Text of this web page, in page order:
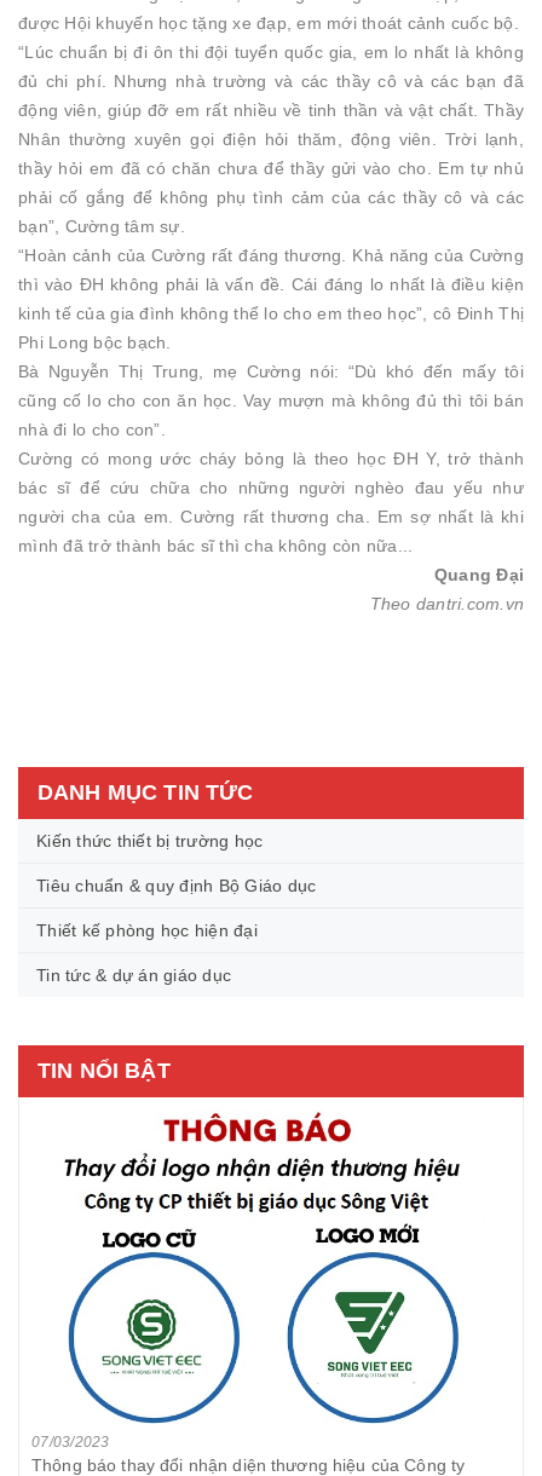
DANH MỤC TIN TỨC
Kiến thức thiết bị trường học
Tiêu chuẩn & quy định Bộ Giáo dục
Thiết kế phòng học hiện đại
Tin tức & dự án giáo dục
TIN NỔI BẬT
07/03/2023
Thông báo thay đổi nhận diện thương hiệu của Công ty
được Hội khuyến học tặng xe đạp, em mới thoát cảnh cuốc bộ.
“Lúc chuẩn bị đi ôn thi đội tuyển quốc gia, em lo nhất là không
đủ chi phí. Nhưng nhà trường và các thầy cô và các bạn đã
động viên, giúp đỡ em rất nhiều về tinh thần và vật chất. Thầy
Nhân thường xuyên gọi điện hỏi thăm, động viên. Trời lạnh,
thầy hỏi em đã có chăn chưa để thầy gửi vào cho. Em tự nhủ
phải cố gắng để không phụ tình cảm của các thầy cô và các
bạn”, Cường tâm sự.
“Hoàn cảnh của Cường rất đáng thương. Khả năng của Cường
thì vào ĐH không phải là vấn đề. Cái đáng lo nhất là điều kiện
kinh tế của gia đình không thể lo cho em theo học”, cô Đinh Thị
Phi Long bộc bạch.
Bà Nguyễn Thị Trung, mẹ Cường nói: “Dù khó đến mấy tôi
cũng cố lo cho con ăn học. Vay mượn mà không đủ thì tôi bán
nhà đi lo cho con”.
Cường có mong ước cháy bỏng là theo học ĐH Y, trở thành
bác sĩ để cứu chữa cho những người nghèo đau yếu như
người cha của em. Cường rất thương cha. Em sợ nhất là khi
mình đã trở thành bác sĩ thì cha không còn nữa...
Quang Đại
Theo dantri.com.vn